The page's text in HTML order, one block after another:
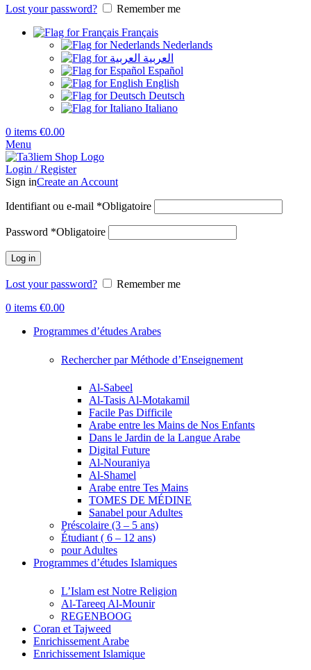
Lost your password?
Remember me
Français
Nederlands
العربية
Español
English
Deutsch
Italiano
0 items €0.00
Menu
Login / Register
Sign inCreate an Account
Identifiant ou e-mail *Obligatoire
Password *Obligatoire
Log in
Lost your password?
Remember me
0 items €0.00
Programmes d’études Arabes
Rechercher par Méthode d’Enseignement
Al-Sabeel
Al-Tasis Al-Motakamil
Facile Pas Difficile
Arabe entre les Mains de Nos Enfants
Dans le Jardin de la Langue Arabe
Digital Future
Al-Nouraniya
Al-Shamel
Arabe entre Tes Mains
TOMES DE MÉDINE
Sanabel pour Adultes
Préscolaire (3 – 5 ans)
Étudiant ( 6 – 12 ans)
pour Adultes
Programmes d’études Islamiques
L’Islam est Notre Religion
Al-Tareeq Al-Mounir
REGENBOOG
Coran et Tajweed
Enrichissement Arabe
Enrichissement Islamique